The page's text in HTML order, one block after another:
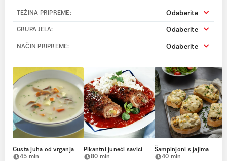
TEŽINA PRIPREME: Odaberite
GRUPA JELA: Odaberite
NAČIN PRIPREME: Odaberite
Gusta juha od vrganja
45 min
Pikantni juneći savici
80 min
Šampinjoni s jajima
40 min